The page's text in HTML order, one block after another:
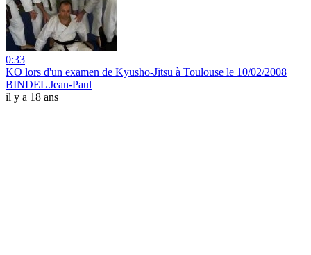
0:33
KO lors d'un examen de Kyusho-Jitsu à Toulouse le 10/02/2008
BINDEL Jean-Paul
il y a 18 ans